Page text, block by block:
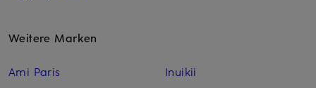
Weitere Marken
Ami Paris
Inuikii